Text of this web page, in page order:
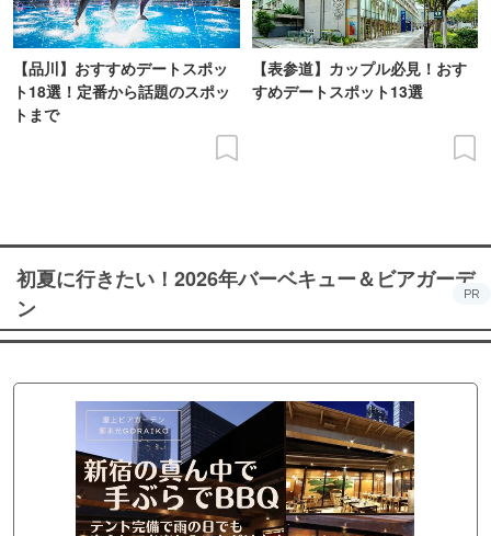
【品川】おすすめデートスポッ
ト18選！定番から話題のスポッ
トまで
【表参道】カップル必見！おす
すめデートスポット13選
初夏に行きたい！2026年バーベキュー＆ビアガーデ
ン
PR